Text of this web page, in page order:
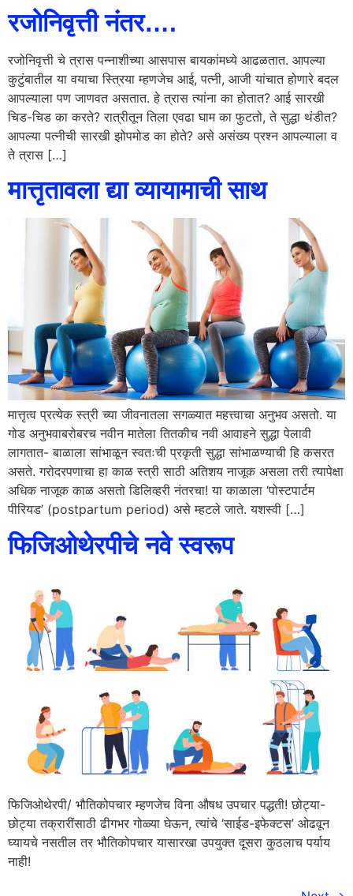
रजोनिवृत्ती नंतर….
रजोनिवृत्ती चे त्रास पन्नाशीच्या आसपास बायकांमध्ये आढळतात. आपल्या
कुटुंबातील या वयाचा स्त्रिया म्हणजेच आई, पत्नी, आजी यांचात होणारे बदल
आपल्याला पण जाणवत असतात. हे त्रास त्यांना का होतात? आई सारखी
चिड-चिड का करते? रात्रीतून तिला एवढा घाम का फुटतो, ते सुद्धा थंडीत?
आपल्या पत्नीची सारखी झोपमोड का होते? असे असंख्य प्रश्न आपल्याला व
ते त्रास […]
मात्तृतावला द्या व्यायामाची साथ
मात्तृत्व प्रत्येक स्त्री च्या जीवनातला सगळ्यात महत्त्वाचा अनुभव असतो. या
गोड अनुभवाबरोबरच नवीन मातेला तितकीच नवी आवाहने सुद्धा पेलावी
लागतात- बाळाला सांभाळून स्वतःची प्रकृती सुद्धा सांभाळण्याची हि कसरत
असते. गरोदरपणाचा हा काळ स्त्री साठी अतिशय नाजूक असला तरी त्यापेक्षा
अधिक नाजूक काळ असतो डिलिव्हरी नंतरचा! या काळाला ‘पोस्‍टपार्टम
पीरियड’ (postpartum period) असे म्हटले जाते. यशस्वी […]
फिजिओथेरपीचे नवे स्वरूप
फिजिओथेरपी/ भौतिकोपचार म्हणजेच विना औषध उपचार पद्धती! छोट्या-
छोट्या तक्रारींसाठी ढीगभर गोळ्या घेऊन, त्यांचे ‘साईड-इफेक्टस’ ओढवून
घ्यायचे नसतील तर भौतिकोपचार यासारखा उपयुक्त दूसरा कुठलाच पर्याय
नाही!